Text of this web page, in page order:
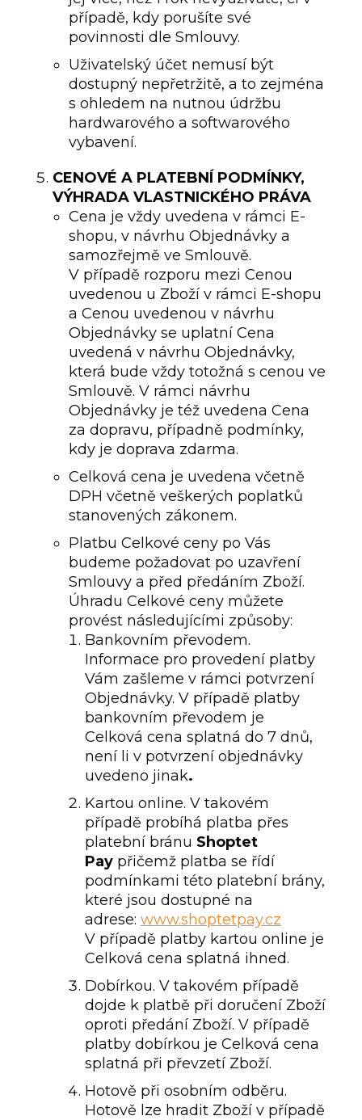
případě, kdy porušíte své
povinnosti dle Smlouvy.
Uživatelský účet nemusí být
dostupný nepřetržitě, a to zejména
s ohledem na nutnou údržbu
hardwarového a softwarového
vybavení.
CENOVÉ A PLATEBNÍ PODMÍNKY,
VÝHRADA VLASTNICKÉHO PRÁVA
Cena je vždy uvedena v rámci E-
shopu, v návrhu Objednávky a
samozřejmě ve Smlouvě.
V případě rozporu mezi Cenou
uvedenou u Zboží v rámci E-shopu
a Cenou uvedenou v návrhu
Objednávky se uplatní Cena
uvedená v návrhu Objednávky,
která bude vždy totožná s cenou ve
Smlouvě. V rámci návrhu
Objednávky je též uvedena Cena
za dopravu, případně podmínky,
kdy je doprava zdarma.
Celková cena je uvedena včetně
DPH včetně veškerých poplatků
stanovených zákonem.
Platbu Celkové ceny po Vás
budeme požadovat po uzavření
Smlouvy a před předáním Zboží.
Úhradu Celkové ceny můžete
provést následujícími způsoby:
Bankovním převodem.
Informace pro provedení platby
Vám zašleme v rámci potvrzení
Objednávky. V případě platby
bankovním převodem je
Celková cena splatná do 7 dnů,
není li v potvrzení objednávky
uvedeno jinak.
Kartou online. V takovém
případě probíhá platba přes
platební bránu Shoptet
Pay přičemž platba se řídí
podmínkami této platební brány,
které jsou dostupné na
adrese: www.shoptetpay.cz
V případě platby kartou online je
Celková cena splatná ihned.
Dobírkou. V takovém případě
dojde k platbě při doručení Zboží
oproti předání Zboží. V případě
platby dobírkou je Celková cena
splatná při převzetí Zboží.
Hotově při osobním odběru.
Hotově lze hradit Zboží v případě